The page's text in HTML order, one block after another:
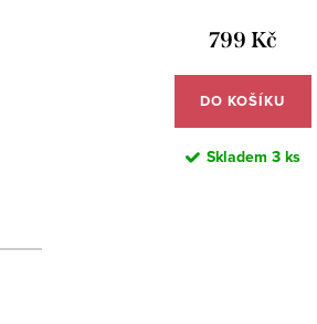
799 Kč
DO KOŠÍKU
Skladem 3 ks